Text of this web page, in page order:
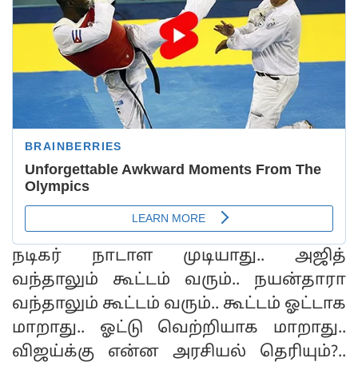
நடிகர் நாடாள முடியாது.. அஜித்
வந்தாலும் கூட்டம் வரும்.. நயன்தாரா
வந்தாலும் கூட்டம் வரும்.. கூட்டம் ஓட்டாக
மாறாது.. ஓட்டு வெற்றியாக மாறாது..
விஜய்க்கு என்ன அரசியல் தெரியும்?..